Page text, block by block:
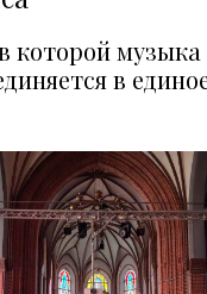
которой музыка
в